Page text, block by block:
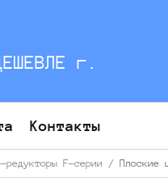
г.
Контакты
редукторы F-серии / Плоские